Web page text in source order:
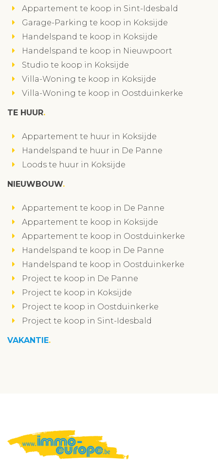
Appartement te koop in Sint-Idesbald
Garage-Parking te koop in Koksijde
Handelspand te koop in Koksijde
Handelspand te koop in Nieuwpoort
Studio te koop in Koksijde
Villa-Woning te koop in Koksijde
Villa-Woning te koop in Oostduinkerke
TE HUUR
Appartement te huur in Koksijde
Handelspand te huur in De Panne
Loods te huur in Koksijde
NIEUWBOUW
Appartement te koop in De Panne
Appartement te koop in Koksijde
Appartement te koop in Oostduinkerke
Handelspand te koop in De Panne
Handelspand te koop in Oostduinkerke
Project te koop in De Panne
Project te koop in Koksijde
Project te koop in Oostduinkerke
Project te koop in Sint-Idesbald
VAKANTIE